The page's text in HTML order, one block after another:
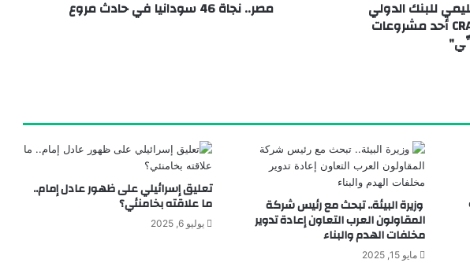
أمن مكناس توجه ضربة موجعة لشبكات ترويج السموم
للبنك الدولي
ويبحث موقف مشروع CRAFT أحد مشروعات
مصر.. نجاة 46 سودانيا في حادث مروع
وزيرة البيئة.. تبحث مع رئيس شركة
المقاولون العرب التعاون إعادة تدوير
مخلفات الهدم والبناء
مايو 15, 2025
تعليق إسرائيلي على ظهور عادل إمام..
ما علاقته بخامنئي؟
يوليو 6, 2025